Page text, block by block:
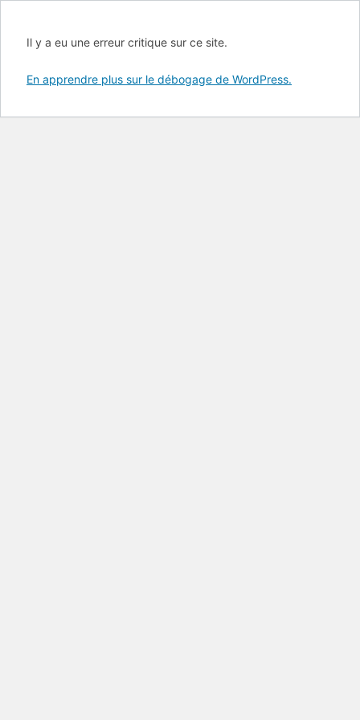
Il y a eu une erreur critique sur ce site.
En apprendre plus sur le débogage de WordPress.